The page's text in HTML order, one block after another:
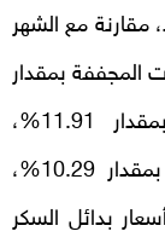
مقارنة مع الشهر
المجففة بمقدار
15.80%، وأسعار الخضروات الطازجة بمقدار 11.91%،
وأسعار دقيق الحبوب "الطحين الأبيض" بمقدار 10.29%،
بمقدار 8.32%، وأسعار بدائل السكر